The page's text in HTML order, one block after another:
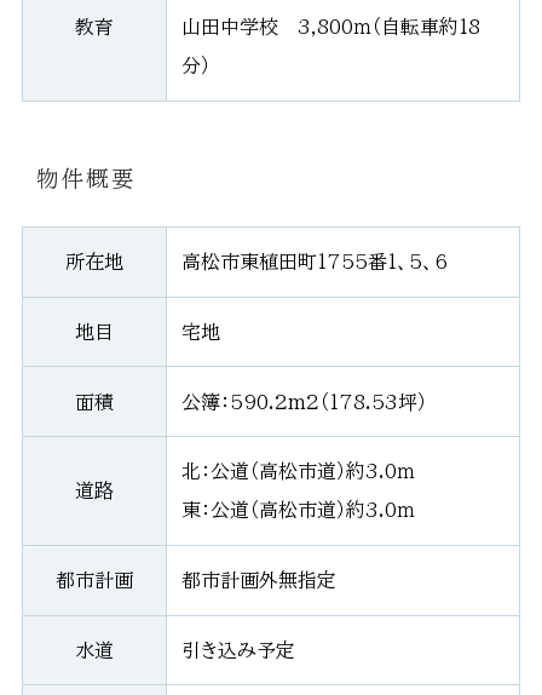
教育
山田中学校 3,800ｍ（自転車約18
分）
物件概要
所在地 高松市東植田町1755番1、5、6
地目 宅地
面積 公簿：590.2m2（178.53坪）
道路
北：公道（高松市道）約3.0ｍ
東：公道（高松市道）約3.0ｍ
都市計画 都市計画外無指定
水道 引き込み予定